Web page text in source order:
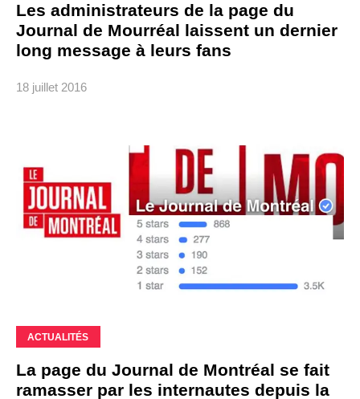
Les administrateurs de la page du
Journal de Mourréal laissent un dernier
long message à leurs fans
18 juillet 2016
ACTUALITÉS
La page du Journal de Montréal se fait
ramasser par les internautes depuis la